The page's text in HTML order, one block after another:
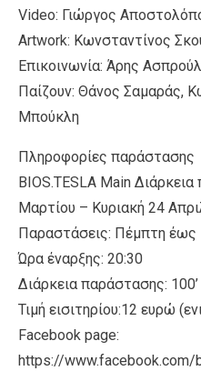
Video: Γιώργος
Artwork: Κωνσταντίνος
Επικοινωνία: Άρης
Παίζουν: Θάνος Σαμαράς,
Μπούκλη
Πληροφορίες παράστασης
BIOS.TESLA Main
Μαρτίου – Κυριακή 24
Παραστάσεις: Πέμπτη έως
Ώρα έναρξης: 20:30
Διάρκεια παράστασης: 100’
Τιμή εισιτηρίου:12 ευρώ
Facebook page:
https://